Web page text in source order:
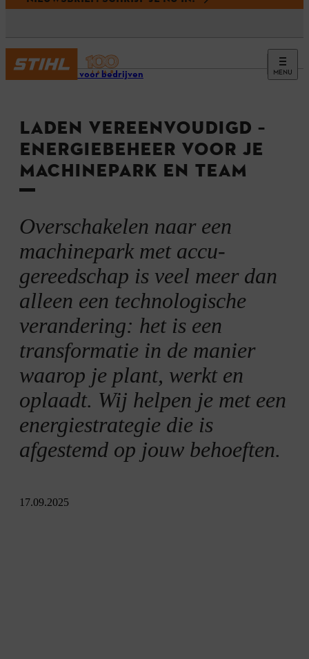
MENU
Service voor bedrijven
LADEN VEREENVOUDIGD –
ENERGIEBEHEER VOOR JE
MACHINEPARK EN TEAM
Overschakelen naar een
machinepark met accu-
gereedschap is veel meer dan
alleen een technologische
verandering: het is een
transformatie in de manier
waarop je plant, werkt en
oplaadt. Wij helpen je met een
energiestrategie die is
afgestemd op jouw behoeften.
17.09.2025